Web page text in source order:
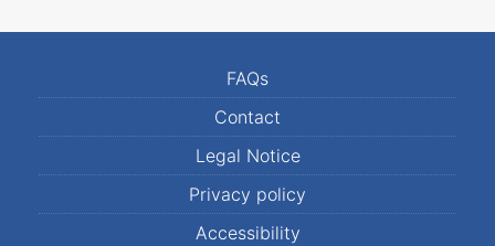
FAQs
Contact
Legal Notice
Privacy policy
Accessibility